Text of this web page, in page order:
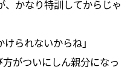
かなり特訓してからじゃ
られないからね」
がついにしん親分になっ